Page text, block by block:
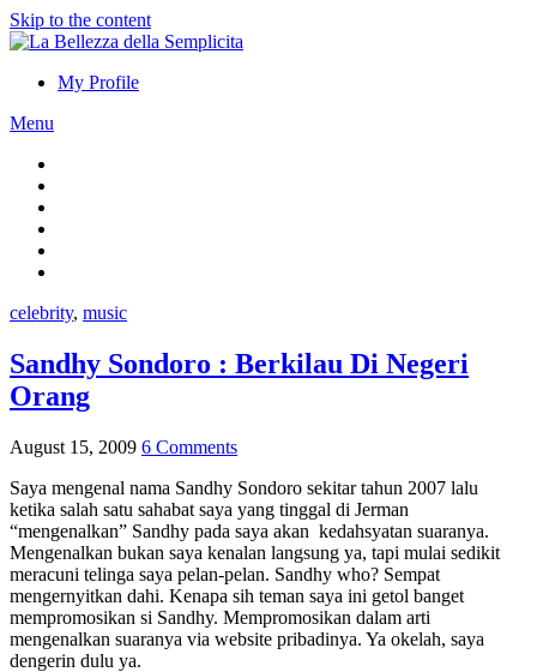
Skip to the content
My Profile
Menu
celebrity, music
Sandhy Sondoro : Berkilau Di Negeri
Orang
August 15, 2009 6 Comments
Saya mengenal nama Sandhy Sondoro sekitar tahun 2007 lalu
ketika salah satu sahabat saya yang tinggal di Jerman
“mengenalkan” Sandhy pada saya akan kedahsyatan suaranya.
Mengenalkan bukan saya kenalan langsung ya, tapi mulai sedikit
meracuni telinga saya pelan-pelan. Sandhy who? Sempat
mengernyitkan dahi. Kenapa sih teman saya ini getol banget
mempromosikan si Sandhy. Mempromosikan dalam arti
mengenalkan suaranya via website pribadinya. Ya okelah, saya
dengerin dulu ya.